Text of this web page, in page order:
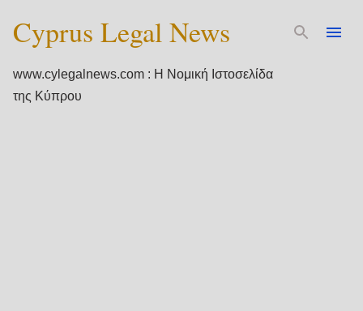
Cyprus Legal News
www.cylegalnews.com : Η Νομική Ιστοσελίδα
της Κύπρου